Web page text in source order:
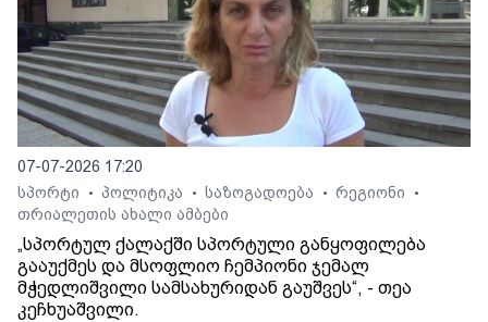
07-07-2026 17:20
სპორტი
• პოლიტიკა • საზოგადოება • რეგიონი •
თრიალეთის ახალი ამბები
„სპორტულ ქალაქში სპორტული განყოფილება
გააუქმეს და მსოფლიო ჩემპიონი ჯემალ
მჭედლიშვილი სამსახურიდან გაუშვეს“, - თეა
კეჩხუაშვილი.